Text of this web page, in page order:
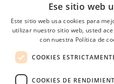
Acceso empresas
Contraseña
Ese sitio web
Este sitio web usa cookies para
utilizar nuestro sitio web, usted
con nuestra Política de
COOKIES
COOKIES DE